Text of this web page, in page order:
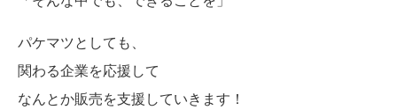
パケマツとしても、
関わる企業を応援して
なんとか販売を支援していきます！